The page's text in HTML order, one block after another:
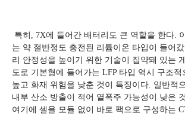
특히, 7X에 들어간 배터리도 큰 역할을 한다.
는 약 절반정도 충전된 리튬이온 타입이 들어
리 안정성을 높이기 위한 기술이 집약돼 있는
도로 기본형에 들어가는 LFP 타입 역시 구조적
높고 화재 위험을 낮춘 것이 특징이다. 일반적
내부 산소 방출이 적어 열폭주 가능성이 낮은
여기에 셀을 모듈 없이 바로 팩으로 구성하는